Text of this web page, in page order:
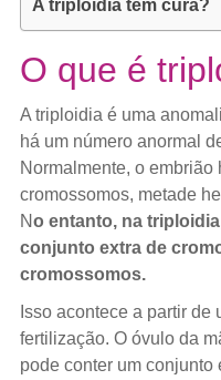
A triploidia tem cura?
O que é
A triploidia é uma
há um número anormal
Normalmente, o embrião
cromossomos, metade
No entanto, na
conjunto extra de
cromossomos.
Isso acontece a partir de
fertilização. O óvulo da
pode conter um conjunto